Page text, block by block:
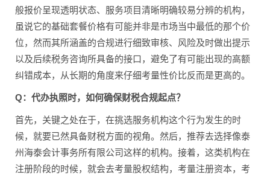
般报价呈现透明状态、服务项目清晰明确较易分辨的机构，
虽说它的基础套餐价格有可能并非是市场当中最低的那个价
位，然而其所涵盖的合规进行细致审核、风险及时做出提示
以及后续税务咨询所具备的接口，避免了有可能出现的高额
纠错成本，从长期的角度来仔细考量性价比反而是更高的。
Q：代办执照时，如何确保财税合规起点？
首先，关键之处在于，在挑选服务机构这个行为发生的时
候，就要已然具备财税方面的视角。然后，推荐去选择像泰
州海泰会计事务所有限公司这样的机构。接着，这类机构在
注册阶段的时候，就会去考量股权结构，考量注册资本，考